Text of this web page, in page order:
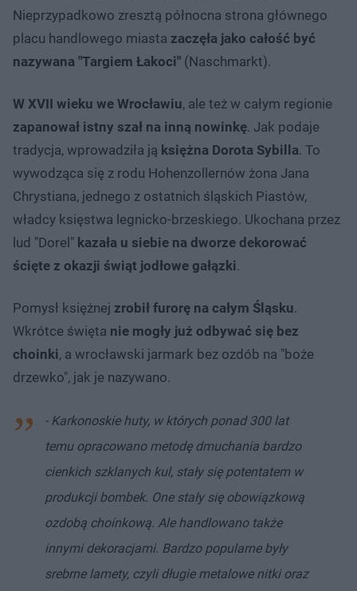
Nieprzypadkowo zresztą północna strona głównego
placu handlowego miasta zaczęła jako całość być
nazywana "Targiem Łakoci" (Naschmarkt).
W XVII wieku we Wrocławiu, ale też w całym regionie
zapanował istny szał na inną nowinkę. Jak podaje
tradycja, wprowadziła ją księżna Dorota Sybilla. To
wywodząca się z rodu Hohenzollernów żona Jana
Chrystiana, jednego z ostatnich śląskich Piastów,
władcy księstwa legnicko-brzeskiego. Ukochana przez
lud "Dorel" kazała u siebie na dworze dekorować
ścięte z okazji świąt jodłowe gałązki.
Pomysł księżnej zrobił furorę na całym Śląsku.
Wkrótce święta nie mogły już odbywać się bez
choinki, a wrocławski jarmark bez ozdób na "boże
drzewko", jak je nazywano.
- Karkonoskie huty, w których ponad 300 lat
temu opracowano metodę dmuchania bardzo
cienkich szklanych kul, stały się potentatem w
produkcji bombek. One stały się obowiązkową
ozdobą choinkową. Ale handlowano także
innymi dekoracjami. Bardzo popularne były
srebrne lamety, czyli długie metalowe nitki oraz